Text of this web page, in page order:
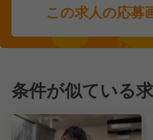
この求人の応募
条件が似ている